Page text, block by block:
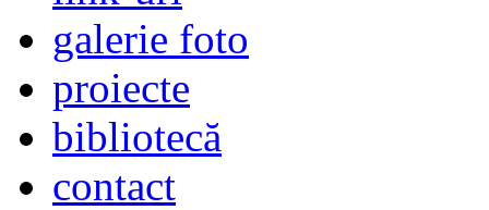
galerie foto
proiecte
bibliotecă
contact